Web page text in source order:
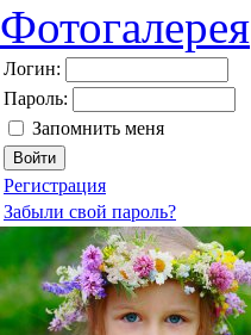
Фотогалерея
Логин:
Пароль:
Запомнить меня
Регистрация
Забыли свой пароль?